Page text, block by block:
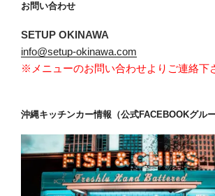
お問い合わせ
SETUP OKINAWA
info@setup-okinawa.com
※メニューのお問い合わせよりご連絡下
沖縄キッチンカー情報（公式FACEBOOKグルー